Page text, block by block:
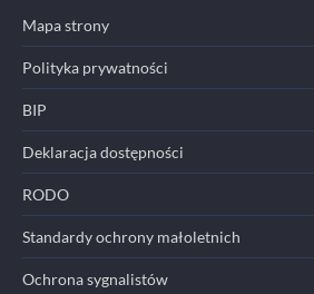
Mapa strony
Polityka prywatności
BIP
Deklaracja dostępności
RODO
Standardy ochrony małoletnich
Ochrona sygnalistów